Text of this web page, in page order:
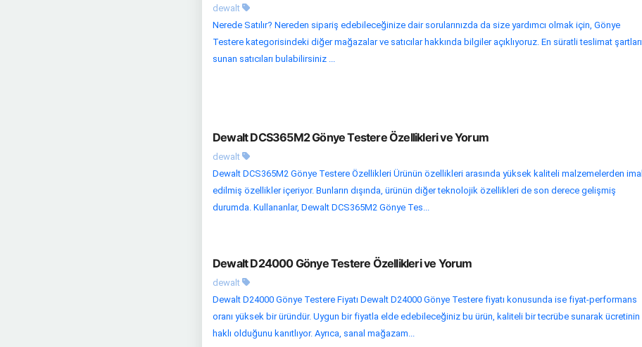
dewalt
Nerede Satılır? Nereden sipariş edebileceğinize dair sorularınızda da size yardımcı olmak için, Gönye
Testere kategorisindeki diğer mağazalar ve satıcılar hakkında bilgiler açıklıyoruz. En süratli teslimat şartları
sunan satıcıları bulabilirsiniz ...
Dewalt DCS365M2 Gönye Testere Özellikleri ve Yorum
dewalt
Dewalt DCS365M2 Gönye Testere Özellikleri Ürünün özellikleri arasında yüksek kaliteli malzemelerden imal
edilmiş özellikler içeriyor. Bunların dışında, ürünün diğer teknolojik özellikleri de son derece gelişmiş
durumda. Kullananlar, Dewalt DCS365M2 Gönye Tes...
Dewalt D24000 Gönye Testere Özellikleri ve Yorum
dewalt
Dewalt D24000 Gönye Testere Fiyatı Dewalt D24000 Gönye Testere fiyatı konusunda ise fiyat-performans
oranı yüksek bir üründür. Uygun bir fiyatla elde edebileceğiniz bu ürün, kaliteli bir tecrübe sunarak ücretinin
haklı olduğunu kanıtlıyor. Ayrıca, sanal mağazam...